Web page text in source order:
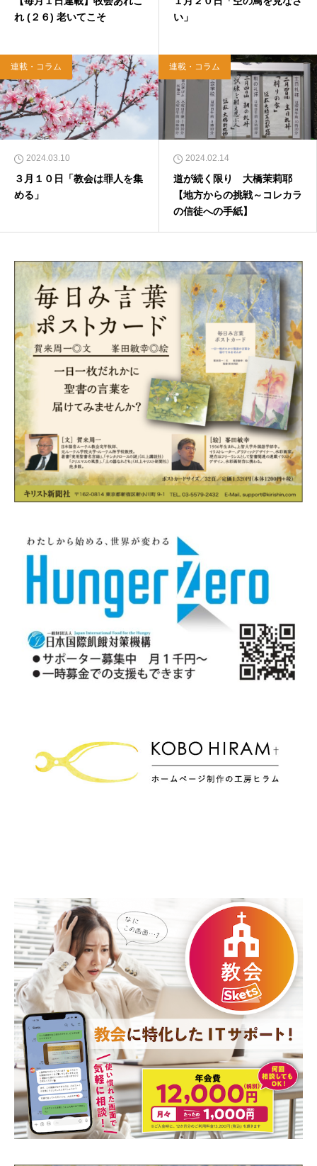
れ (２６) 老いてこそ
い」
連載・コラム
2024.03.10
３月１０日「教会は罪人を集
める」
連載・コラム
2024.02.14
道が続く限り 大橋茉莉耶
【地方からの挑戦～コレカラ
の信徒への手紙】